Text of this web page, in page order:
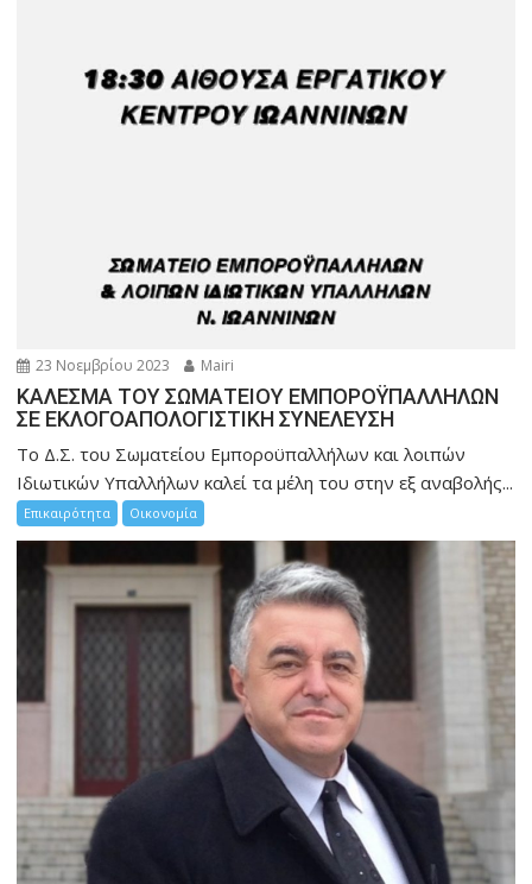
23 Νοεμβρίου 2023 Mairi
ΚΑΛΕΣΜΑ ΤΟΥ ΣΩΜΑΤΕΙΟΥ ΕΜΠΟΡΟΫΠΑΛΛΗΛΩΝ
ΣΕ ΕΚΛΟΓΟΑΠΟΛΟΓΙΣΤΙΚΗ ΣΥΝΕΛΕΥΣΗ
Το Δ.Σ. του Σωματείου Εμποροϋπαλλήλων και λοιπών
Ιδιωτικών Υπαλλήλων καλεί τα μέλη του στην εξ αναβολής...
Επικαιρότητα Οικονομία